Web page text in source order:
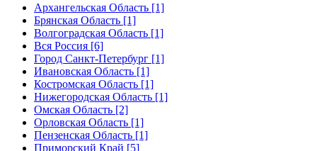
Архангельская Область [1]
Брянская Область [1]
Волгоградская Область [1]
Вся Россия [6]
Город Санкт-Петербург [1]
Ивановская Область [1]
Костромская Область [1]
Нижегородская Область [1]
Омская Область [2]
Орловская Область [1]
Пензенская Область [1]
Приморский Край [5]